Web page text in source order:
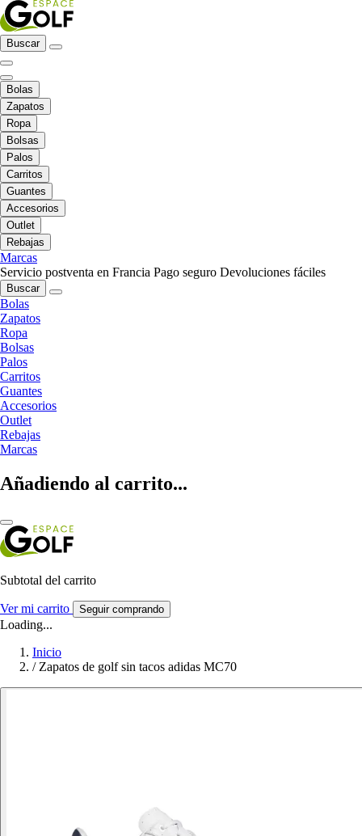
Buscar
Bolas
Zapatos
Ropa
Bolsas
Palos
Carritos
Guantes
Accesorios
Outlet
Rebajas
Marcas
Servicio postventa en Francia Pago seguro Devoluciones fáciles
Buscar
Bolas
Zapatos
Ropa
Bolsas
Palos
Carritos
Guantes
Accesorios
Outlet
Rebajas
Marcas
Añadiendo al carrito...
Subtotal del carrito
Ver mi carrito Seguir comprando
Loading...
Inicio
/ Zapatos de golf sin tacos adidas MC70